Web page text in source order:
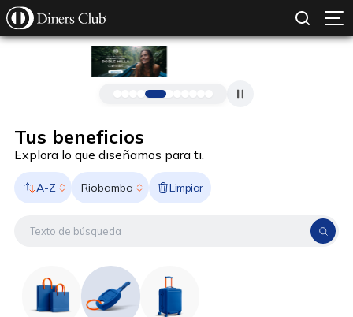
Pasar al contenido principal
Tus beneficios
Explora lo que diseñamos para ti.
A-Z Riobamba Limpiar